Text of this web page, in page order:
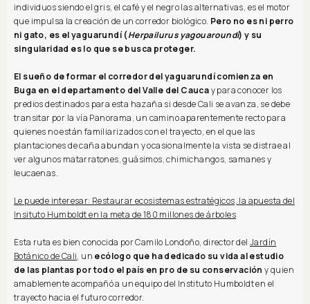
individuos siendo el gris, el café y el negro las alternativas, es el motor
que impulsa la creación de un corredor biológico. Pero no es ni perro
ni gato, es el yaguarundí (Herpailurus yagouaroundi) y su
singularidad es lo que se busca proteger.
El sueño de formar el corredor del yaguarundí comienza en
Buga en el departamento del Valle del Caucay para conocer los
predios destinados para esta hazaña si desde Cali se avanza, se debe
transitar por la vía Panorama, un camino aparentemente recto para
quienes no están familiarizados con el trayecto, en el que las
plantaciones de caña abundan y ocasionalmente la vista se distrae al
ver algunos matarratones, guásimos, chimichangos, samanes y
leucaenas.
Le puede interesar: Restaurar ecosistemas estratégicos, la apuesta del
Insituto Humboldt en la meta de 180 millones de árboles
Esta ruta es bien conocida por Camilo Londoño, director del Jardín
Botánico de Cali, un ecólogo que ha dedicado su vida al estudio
de las plantas por todo el país en pro de su conservación y quien
amablemente acompañó a un equipo del Instituto Humboldt en el
trayecto hacia el futuro corredor.